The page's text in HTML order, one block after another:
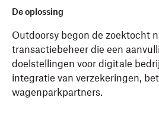
De oplossing
Outdoorsy begon de zoektocht
transactiebeheer die een
doelstellingen voor digitale
integratie van verzekeringen,
wagenparkpartners.